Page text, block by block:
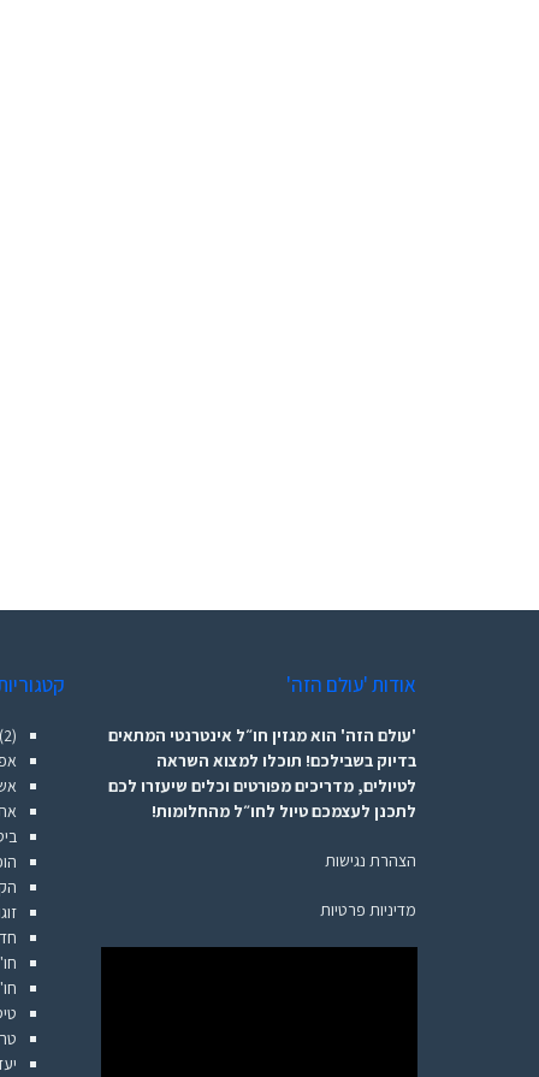
אודות 'עולם הזה'
'עולם הזה' הוא מגזין חו״ל אינטרנטי המתאים
בדיוק בשבילכם! תוכלו למצוא השראה
לטיולים, מדריכים מפורטים וכלים שיעזרו לכם
לתכנן לעצמכם טיול לחו״ל מהחלומות!
הצהרת נגישות
מדיניות פרטיות
(2)